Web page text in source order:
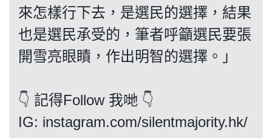
活動
關於我們
來怎樣行下去，是選民的選擇，結果
也是選民承受的，筆者呼籲選民要張
開雪亮眼瞔，作出明智的選擇。」
👇 記得Follow 我哋 👇
IG: instagram.com/silentmajority.hk/